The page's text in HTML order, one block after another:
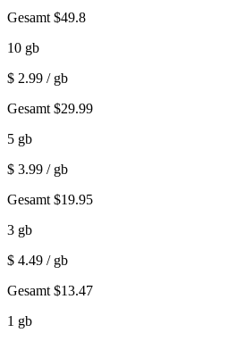
Gesamt $49.8
10 gb
$ 2.99 / gb
Gesamt $29.99
5 gb
$ 3.99 / gb
Gesamt $19.95
3 gb
$ 4.49 / gb
Gesamt $13.47
1 gb